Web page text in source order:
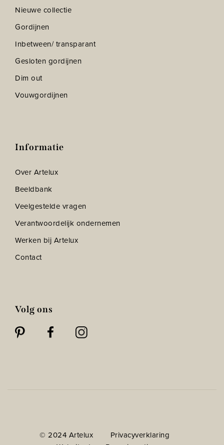
Nieuwe collectie
Gordijnen
Inbetween/ transparant
Gesloten gordijnen
Dim out
Vouwgordijnen
Informatie
Over Artelux
Beeldbank
Veelgestelde vragen
Verantwoordelijk ondernemen
Werken bij Artelux
Contact
Volg ons
© 2024 Artelux
Privacyverklaring